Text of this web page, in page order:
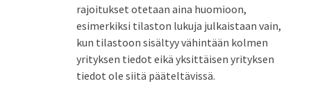
rajoitukset otetaan aina huomioon,
esimerkiksi tilaston lukuja julkaistaan vain,
kun tilastoon sisältyy vähintään kolmen
yrityksen tiedot eikä yksittäisen yrityksen
tiedot ole siitä pääteltävissä.